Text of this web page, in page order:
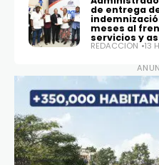
de entrega
meses al
servicios y
REDACCIÓN
13